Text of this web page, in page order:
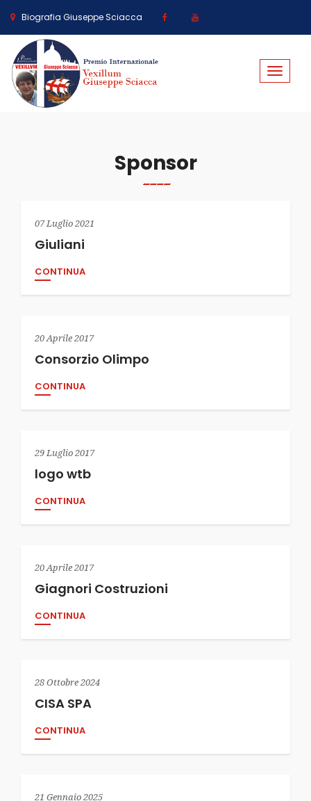
Biografia Giuseppe Sciacca
Toggle
Sponsor
07 Luglio 2021
Giuliani
CONTINUA
20 Aprile 2017
Consorzio Olimpo
CONTINUA
29 Luglio 2017
logo wtb
CONTINUA
20 Aprile 2017
Giagnori Costruzioni
CONTINUA
28 Ottobre 2024
CISA SPA
CONTINUA
21 Gennaio 2025